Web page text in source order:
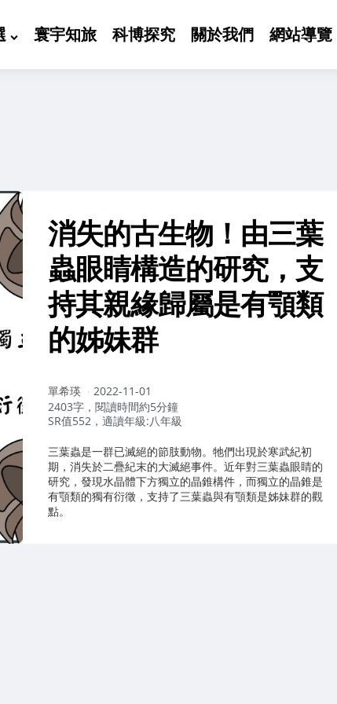
寰宇知旅 科博探究 關於我們 網站導覽
消失的古生物！由三葉
蟲眼睛構造的研究，支
持其親緣歸屬是有顎類
的姊妹群
作
者：
單希瑛
2022-11-01
2403字，閱讀時間約5分鐘
SR值552，適讀年級:八年級
三葉蟲是一群已滅絕的節肢動物。牠們出現於寒武紀初
期，消失於二疊紀末的大滅絕事件。近年對三葉蟲眼睛的
研究，發現水晶體下方獨立的晶錐構件，而獨立的晶錐是
有顎類的獨有衍徵，支持了三葉蟲與有顎類是姊妹群的觀
點。